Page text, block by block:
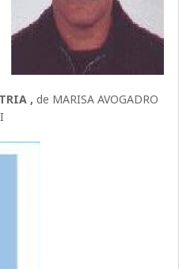
,de MARISA AVOGADRO